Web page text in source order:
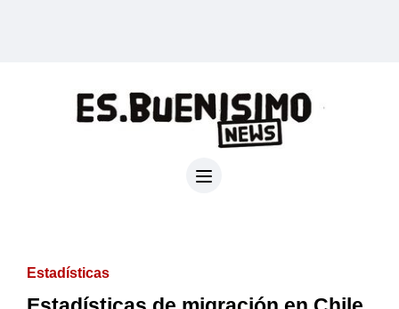
Estadísticas